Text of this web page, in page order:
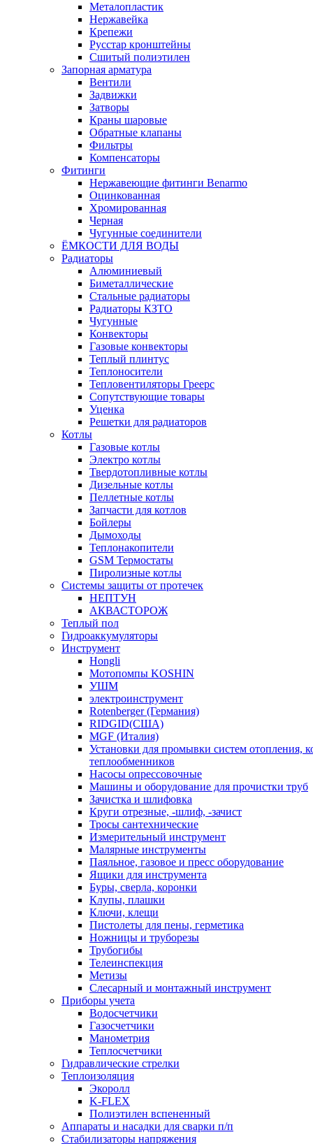
Металопластик
Нержавейка
Крепежи
Русстар кронштейны
Сшитый полиэтилен
Запорная арматура
Вентили
Задвижки
Затворы
Краны шаровые
Обратные клапаны
Фильтры
Компенсаторы
Фитинги
Нержавеющие фитинги Benarmo
Оцинкованная
Хромированная
Черная
Чугунные соединители
ЁМКОСТИ ДЛЯ ВОДЫ
Радиаторы
Алюминиевый
Биметаллические
Стальные радиаторы
Радиаторы КЗТО
Чугунные
Конвекторы
Газовые конвекторы
Теплый плинтус
Теплоносители
Тепловентиляторы Греерс
Сопутствующие товары
Уценка
Решетки для радиаторов
Котлы
Газовые котлы
Электро котлы
Твердотопливные котлы
Дизельные котлы
Пеллетные котлы
Запчасти для котлов
Бойлеры
Дымоходы
Теплонакопители
GSM Термостаты
Пиролизные котлы
Системы защиты от протечек
НЕПТУН
АКВАСТОРОЖ
Теплый пол
Гидроаккумуляторы
Инструмент
Hongli
Мотопомпы KOSHIN
УШМ
электроинструмент
Rotenberger (Германия)
RIDGID(США)
MGF (Италия)
Установки для промывки систем отопления,
теплообменников
Насосы опрессовочные
Машины и оборудование для прочистки труб
Зачистка и шлифовка
Круги отрезные, -шлиф, -зачист
Тросы сантехнические
Измерительный инструмент
Малярные инструменты
Паяльное, газовое и пресс оборудование
Ящики для инструмента
Буры, сверла, коронки
Клупы, плашки
Ключи, клещи
Пистолеты для пены, герметика
Ножницы и труборезы
Трубогибы
Телеинспекция
Метизы
Слесарный и монтажный инструмент
Приборы учета
Водосчетчики
Газосчетчики
Манометрия
Теплосчетчики
Гидравлические стрелки
Теплоизоляция
Экоролл
K-FLEX
Полиэтилен вспененный
Аппараты и насадки для сварки п/п
Стабилизаторы напряжения